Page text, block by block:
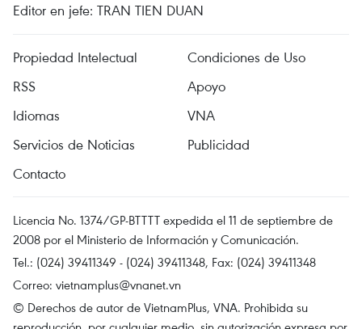
Editor en jefe: TRAN TIEN DUAN
Propiedad Intelectual
Condiciones de Uso
RSS
Apoyo
Idiomas
VNA
Servicios de Noticias
Publicidad
Contacto
Licencia No. 1374/GP-BTTTT expedida el 11 de septiembre de
2008 por el Ministerio de Información y Comunicación.
Tel.: (024) 39411349 - (024) 39411348, Fax: (024) 39411348
Correo: vietnamplus@vnanet.vn
© Derechos de autor de VietnamPlus, VNA. Prohibida su